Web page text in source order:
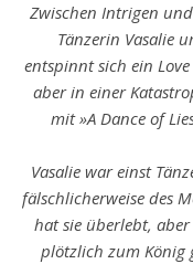
Zwischen Intrigen
Tänzerin Vasalie
entspinnt sich ein
aber in einer
mit »A Dance of
Vasalie war einst
fälschlicherweise des
hat sie überlebt,
plötzlich zum König